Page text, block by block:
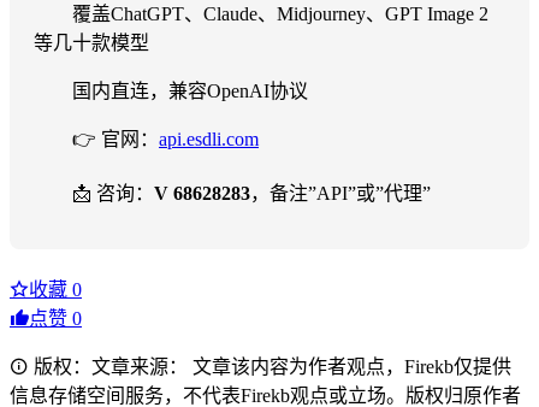
覆盖ChatGPT、Claude、Midjourney、GPT Image 2
等几十款模型
国内直连，兼容OpenAI协议
👉 官网： api.esdli.com
📩 咨询： V 68628283，备注”API”或”代理”
收藏 0
点赞 0
版权：文章来源： 文章该内容为作者观点，Firekb仅提供
信息存储空间服务，不代表Firekb观点或立场。版权归原作者